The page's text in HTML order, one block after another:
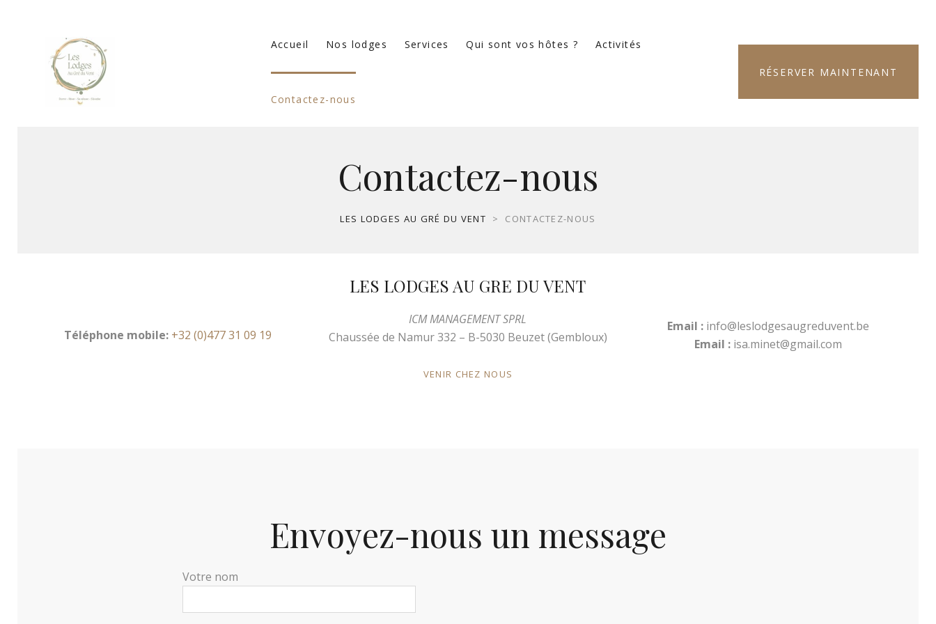
Accueil Nos lodges Services Qui sont vos hôtes ? Activités
Contactez-nous
RÉSERVER MAINTENANT
Contactez-nous
LES LODGES AU GRÉ DU VENT > CONTACTEZ-NOUS
Téléphone mobile: +32 (0)477 31 09 19
LES LODGES AU GRE DU VENT
ICM MANAGEMENT SPRL
Chaussée de Namur 332 – B-5030 Beuzet (Gembloux)
VENIR CHEZ NOUS
Email : info@leslodgesaugreduvent.be
Email : isa.minet@gmail.com
Envoyez-nous un message
Votre nom